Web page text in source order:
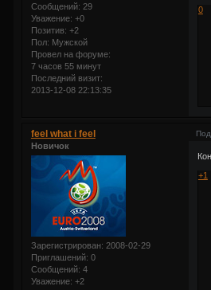
Сообщений: 29
Уважение: +0
Позитив: +2
Пол: Мужской
Провел на форуме:
7 часов 55 минут
Последний визит:
2013-12-08 22:13:35
0
feel what i feel
Новичок
Зарегистрирован: 2008-02-29
Приглашений: 0
Сообщений: 4
Уважение: +2
+1